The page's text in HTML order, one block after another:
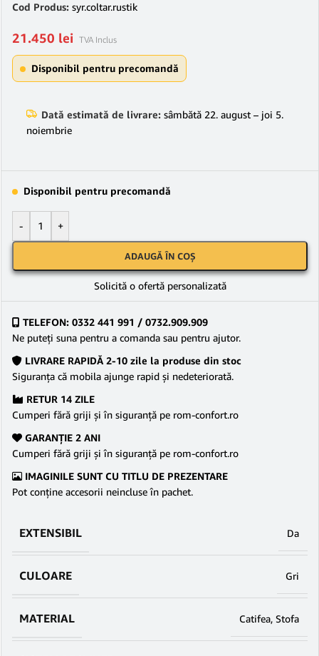
Cod Produs: syr.coltar.rustik
21.450 lei TVA Inclus
Disponibil pentru precomandă
Dată estimată de livrare: sâmbătă 22. august – joi 5.
noiembrie
Disponibil pentru precomandă
- +
ADAUGĂ ÎN COȘ
Solicită o ofertă personalizată
TELEFON: 0332 441 991 / 0732.909.909
Ne puteţi suna pentru a comanda sau pentru ajutor.
LIVRARE RAPIDĂ 2-10 zile la produse din stoc
Siguranţa că mobila ajunge rapid şi nedeteriorată.
RETUR 14 ZILE
Cumperi fără griji şi în siguranţă pe rom-confort.ro
GARANŢIE 2 ANI
Cumperi fără griji şi în siguranţă pe rom-confort.ro
IMAGINILE SUNT CU TITLU DE PREZENTARE
Pot conține accesorii neincluse în pachet.
EXTENSIBIL Da
CULOARE Gri
MATERIAL Catifea, Stofa